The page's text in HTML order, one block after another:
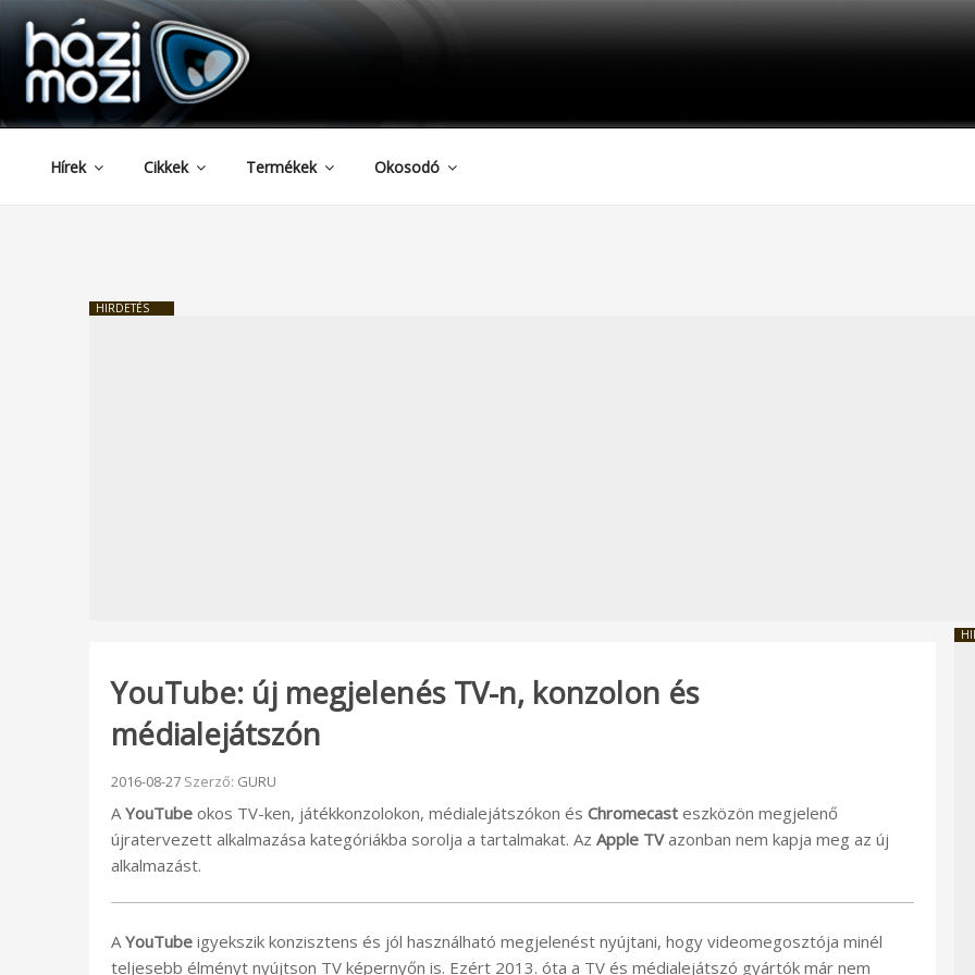
Tartalomhoz
HAZIMOZI
Hírek Cikkek Termékek Okosodó
HIRDETÉS
YouTube: új megjelenés TV-n, konzolon és
médialejátszón
Beküldve:
2016-08-27 Szerző: GURU
A YouTube okos TV-ken, játékkonzolokon, médialejátszókon és Chromecast eszközön megjelenő
újratervezett alkalmazása kategóriákba sorolja a tartalmakat. Az Apple TVazonban nem kapja meg az új
alkalmazást.
A YouTube igyekszik konzisztens és jól használható megjelenést nyújtani, hogy videomegosztója minél
teljesebb élményt nyújtson TV képernyőn is. Ezért 2013. óta a TV és médialejátszó gyártók már nem